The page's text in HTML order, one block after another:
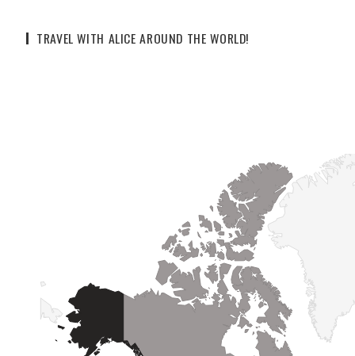
TRAVEL WITH ALICE AROUND THE WORLD!